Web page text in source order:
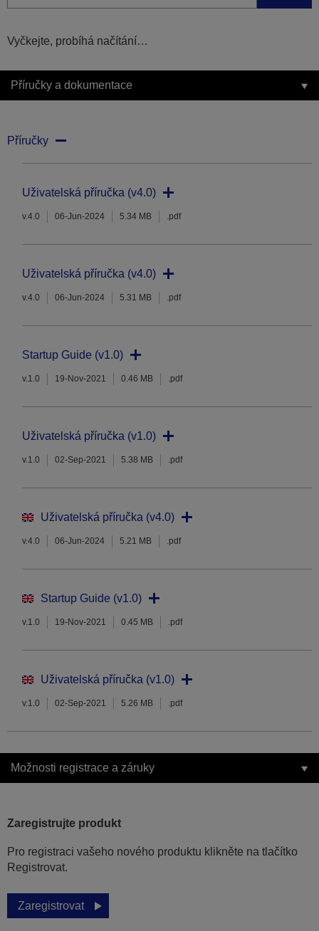
Vyčkejte, probíhá načítání…
Příručky a dokumentace
Příručky
Uživatelská příručka (v4.0)
v.4.0 06-Jun-2024 5.34 MB .pdf
Uživatelská příručka (v4.0)
v.4.0 06-Jun-2024 5.31 MB .pdf
Startup Guide (v1.0)
v.1.0 19-Nov-2021 0.46 MB .pdf
Uživatelská příručka (v1.0)
v.1.0 02-Sep-2021 5.38 MB .pdf
Uživatelská příručka (v4.0)
v.4.0 06-Jun-2024 5.21 MB .pdf
Startup Guide (v1.0)
v.1.0 19-Nov-2021 0.45 MB .pdf
Uživatelská příručka (v1.0)
v.1.0 02-Sep-2021 5.26 MB .pdf
Možnosti registrace a záruky
Zaregistrujte produkt
Pro registraci vašeho nového produktu klikněte na tlačítko
Registrovat.
Zaregistrovat